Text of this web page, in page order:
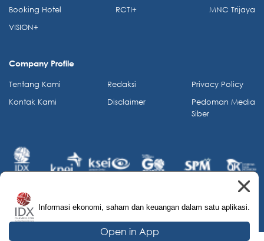
Informasi ekonomi, saham dan keuangan dalam satu aplikasi.
Open in App
Booking Hotel
VISION+
RCTI+
MNC Trijaya
Company Profile
Tentang Kami
Kontak Kami
Redaksi
Disclaimer
Privacy Policy
Pedoman Media
Siber
© 2026 IDX Channel. All Rights Reserved.